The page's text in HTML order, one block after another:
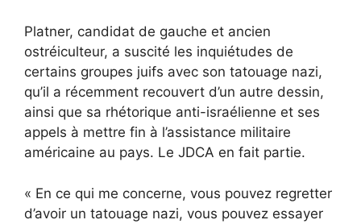
Platner, candidat de gauche et ancien
ostréiculteur, a suscité les inquiétudes de
certains groupes juifs avec son tatouage nazi,
qu’il a récemment recouvert d’un autre dessin,
ainsi que sa rhétorique anti-israélienne et ses
appels à mettre fin à l’assistance militaire
américaine au pays. Le JDCA en fait partie.
« En ce qui me concerne, vous pouvez regretter
d’avoir un tatouage nazi, vous pouvez essayer